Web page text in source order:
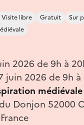
Visite libre Gratuit Sur
2026 de 9h à
juin 2026 de 9h à
médiévale
Donjon 52000